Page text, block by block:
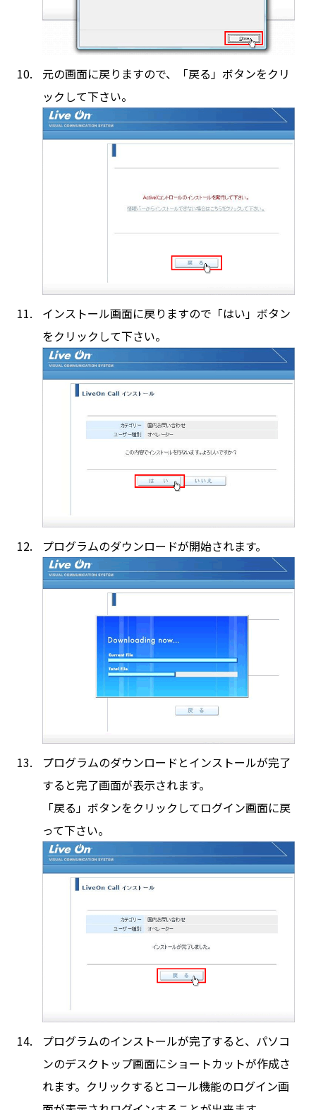
元の画面に戻りますので、「戻る」ボタンをクリ
ックして下さい。
インストール画面に戻りますので「はい」ボタン
をクリックして下さい。
プログラムのダウンロードが開始されます。
プログラムのダウンロードとインストールが完了
すると完了画面が表示されます。
「戻る」ボタンをクリックしてログイン画面に戻
って下さい。
プログラムのインストールが完了すると、パソコ
ンのデスクトップ画面にショートカットが作成さ
れます。クリックするとコール機能のログイン画